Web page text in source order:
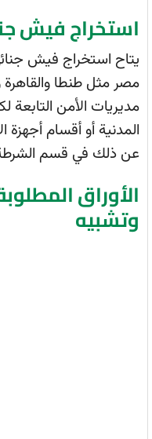
استخراج فيش
يتاح استخراج فيش
مصر مثل طنطا
مديريات الأمن
المدنية أو أقسام
عن ذلك في قسم الشرطة
الأوراق
وتشبيه